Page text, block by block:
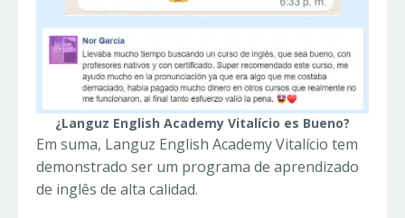
¿Languz English Academy Vitalício es Bueno?
Em suma, Languz English Academy Vitalício tem
demonstrado ser um programa de aprendizado
de inglês de alta calidad.